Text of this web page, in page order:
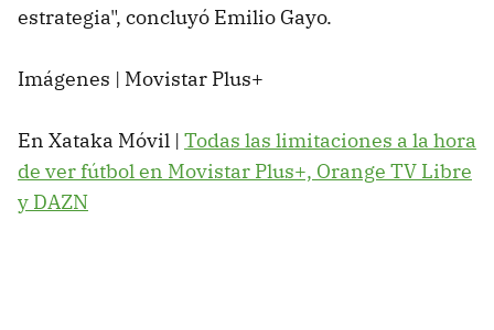
estrategia", concluyó Emilio Gayo.
Imágenes | Movistar Plus+
En Xataka Móvil | Todas las limitaciones a la hora
de ver fútbol en Movistar Plus+, Orange TV Libre
y DAZN